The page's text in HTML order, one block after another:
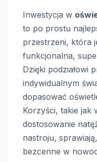
Inwestycja w
to po prostu
przestrzeni, która
funkcjonalna,
Dzięki podziałowi
indywidualnym
dopasować
Korzyści, takie jak
dostosowanie
nastroju,
bezcenne w